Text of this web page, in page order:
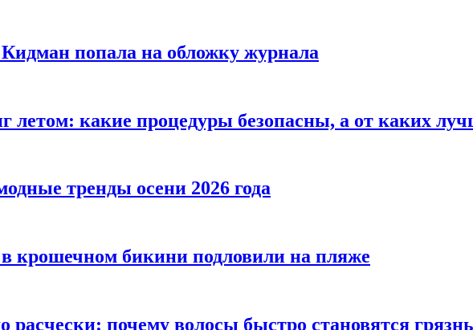
попала на обложку журнала
летом: какие процедуры безопасны, а от каких
тренды осени 2026 года
крошечном бикини подловили на пляже
расчески: почему волосы быстро становятся